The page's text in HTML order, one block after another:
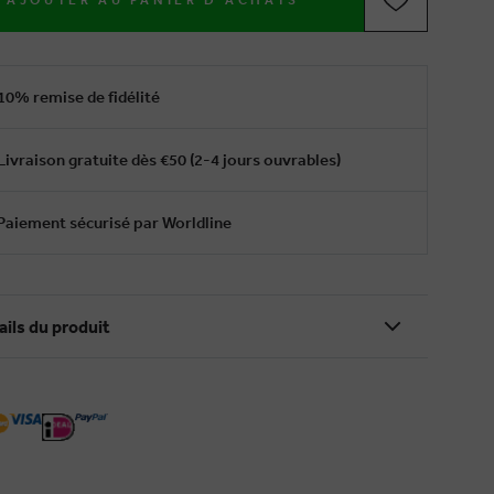
remise de fidélité
gratuite dès €50 (2-4 jours ouvrables)
sécurisé par Worldline
du produit